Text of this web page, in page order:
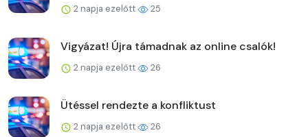
2 napja ezelőtt 25
Vigyázat! Újra támadnak az online csalók!
2 napja ezelőtt 26
Ütéssel rendezte a konfliktust
2 napja ezelőtt 26